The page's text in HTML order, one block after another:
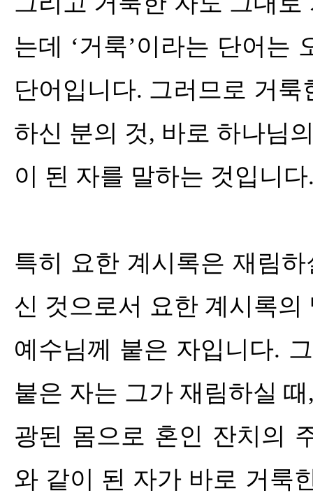
는데 ‘거룩’이라는 단어는
단어입니다. 그러므로 거룩
하신 분의 것, 바로 하나님
이 된 자를 말하는 것입니다
특히 요한 계시록은 재림
신 것으로서 요한 계시록
예수님께 붙은 자입니다.
붙은 자는 그가 재림하실 때
광된 몸으로 혼인 잔치의
와 같이 된 자가 바로 거룩